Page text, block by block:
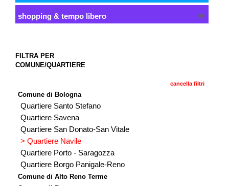
shopping & tempo libero
FILTRA PER
COMUNE/QUARTIERE
cancella filtri
Comune di Bologna
Quartiere Santo Stefano
Quartiere Savena
Quartiere San Donato-San Vitale
> Quartiere Navile
Quartiere Porto - Saragozza
Quartiere Borgo Panigale-Reno
Comune di Alto Reno Terme